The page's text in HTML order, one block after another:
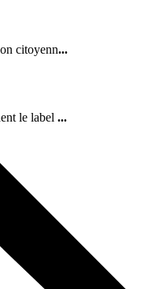
citoyenn...
le label ...